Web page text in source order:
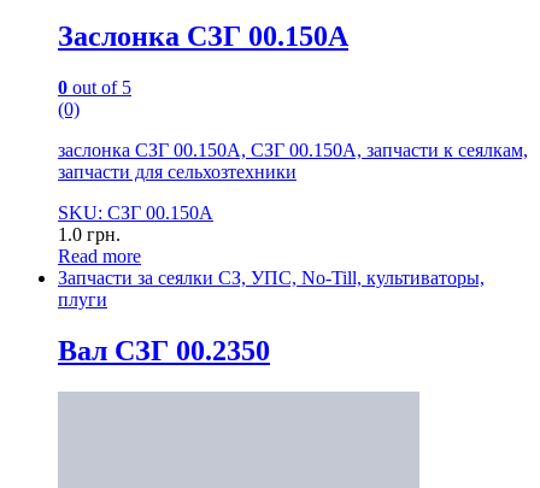
Заслонка СЗГ 00.150А
0 out of 5
(0)
заслонка СЗГ 00.150А, СЗГ 00.150А, запчасти к сеялкам,
запчасти для сельхозтехники
SKU: СЗГ 00.150А
1.0 грн.
Read more
Запчасти за сеялки СЗ, УПС, No-Till, культиваторы,
плуги
Вал СЗГ 00.2350